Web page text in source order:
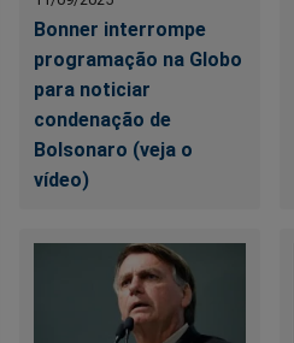
Bonner interrompe
programação na Globo
para noticiar
condenação de
Bolsonaro (veja o
vídeo)